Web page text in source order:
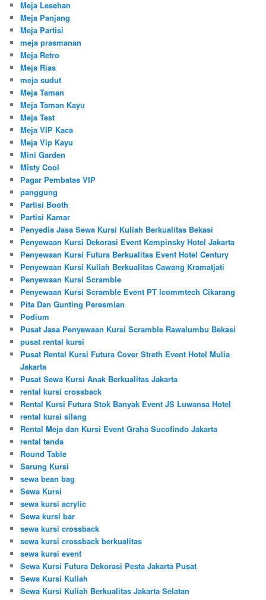
Meja Lesehan
Meja Panjang
Meja Partisi
meja prasmanan
Meja Retro
Meja Rias
meja sudut
Meja Taman
Meja Taman Kayu
Meja Test
Meja VIP Kaca
Meja Vip Kayu
Mini Garden
Misty Cool
Pagar Pembatas VIP
panggung
Partisi Booth
Partisi Kamar
Penyedia Jasa Sewa Kursi Kuliah Berkualitas Bekasi
Penyewaan Kursi Dekorasi Event Kempinsky Hotel Jakarta
Penyewaan Kursi Futura Berkualitas Event Hotel Century
Penyewaan Kursi Kuliah Berkualitas Cawang Kramatjati
Penyewaan Kursi Scramble
Penyewaan Kursi Scramble Event PT Icommtech Cikarang
Pita Dan Gunting Peresmian
Podium
Pusat Jasa Penyewaan Kursi Scramble Rawalumbu Bekasi
pusat rental kursi
Pusat Rental Kursi Futura Cover Streth Event Hotel Mulia
Jakarta
Pusat Sewa Kursi Anak Berkualitas Jakarta
rental kursi crossback
Rental Kursi Futura Stok Banyak Event JS Luwansa Hotel
rental kursi silang
Rental Meja dan Kursi Event Graha Sucofindo Jakarta
rental tenda
Round Table
Sarung Kursi
sewa bean bag
Sewa Kursi
sewa kursi acrylic
Sewa kursi bar
sewa kursi crossback
sewa kursi crossback berkualitas
sewa kursi event
Sewa Kursi Futura Dekorasi Pesta Jakarta Pusat
Sewa Kursi Kuliah
Sewa Kursi Kuliah Berkualitas Jakarta Selatan